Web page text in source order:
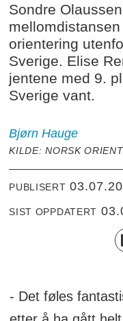
Sondre
orientering
Sverige. Elise
jentene med 9.
Sverige vant.
Bjørn Hauge
KILDE: NORSK
PUBLISERT
SIST OPPDATERT
- Det føles